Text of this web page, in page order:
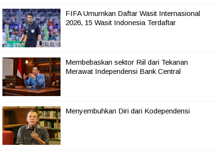
FIFA Umumkan Daftar Wasit Internasional
2026, 15 Wasit Indonesia Terdaftar
Membebaskan sektor Riil dari Tekanan
Merawat Independensi Bank Central
Menyembuhkan Diri dari Kodependensi